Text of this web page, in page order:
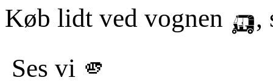
Køb lidt ved vognen 🛺,
Ses vi 🫵